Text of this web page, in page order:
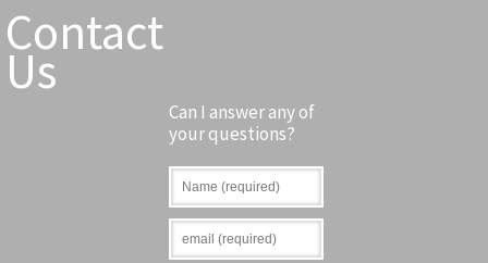
Contact
Us
Can I answer any of
your questions?